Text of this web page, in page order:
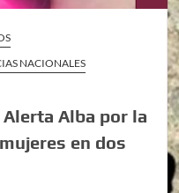
NACIONALES
Alba por la
en dos